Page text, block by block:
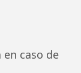
caso de